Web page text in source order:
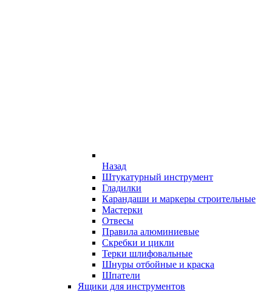
Назад
Штукатурный инструмент
Гладилки
Карандаши и маркеры строительные
Мастерки
Отвесы
Правила алюминиевые
Скребки и цикли
Терки шлифовальные
Шнуры отбойные и краска
Шпатели
Ящики для инструментов